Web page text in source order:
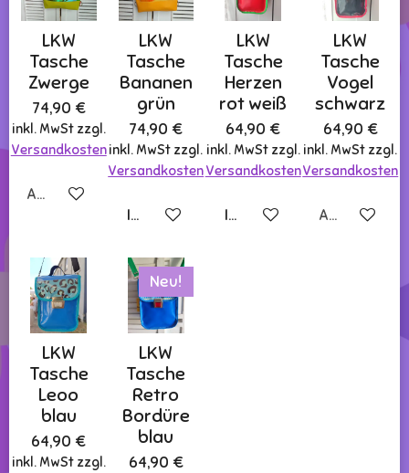
LKW
Tasche
Zwerge
74,90 €
inkl. MwSt zzgl.
Versandkosten
Ausverkauft
LKW
Tasche
Bananen
grün
74,90 €
inkl. MwSt zzgl.
Versandkosten
In den Warenkorb
LKW
Tasche
Herzen
rot weiß
64,90 €
inkl. MwSt zzgl.
Versandkosten
In den Warenkorb
LKW
Tasche
Vogel
schwarz
64,90 €
inkl. MwSt zzgl.
Versandkosten
Ausverkauft
LKW
Tasche
Leoo
blau
64,90 €
inkl. MwSt zzgl.
Neu!
LKW
Tasche
Retro
Bordüre
blau
64,90 €